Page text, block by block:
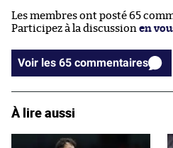
Les membres ont posté 65
Participez à la discussion en
Voir les 65 commentaires
À lire aussi